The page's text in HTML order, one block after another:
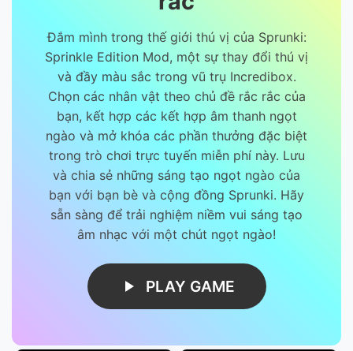
Đắm mình trong thế giới thú vị của Sprunki:
Sprinkle Edition Mod, một sự thay đổi thú vị
và đầy màu sắc trong vũ trụ Incredibox.
Chọn các nhân vật theo chủ đề rắc rắc của
bạn, kết hợp các kết hợp âm thanh ngọt
ngào và mở khóa các phần thưởng đặc biệt
trong trò chơi trực tuyến miễn phí này. Lưu
và chia sẻ những sáng tạo ngọt ngào của
bạn với bạn bè và cộng đồng Sprunki. Hãy
sẵn sàng để trải nghiệm niềm vui sáng tạo
âm nhạc với một chút ngọt ngào!
PLAY GAME